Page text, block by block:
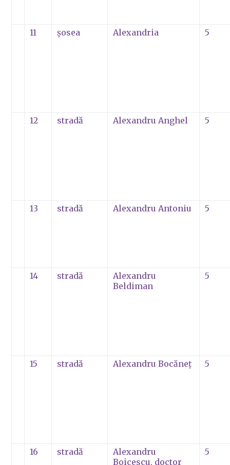
11 şosea Alexandria 5
12 stradă Alexandru Anghel 5
13 stradă Alexandru Antoniu 5
14 stradă
Alexandru
Beldiman
5
15 stradă Alexandru Bocăneţ 5
16 stradă
Alexandru
Boicescu, doctor
5